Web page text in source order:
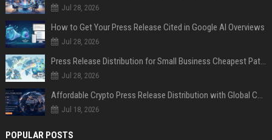
Jul 28, 2026
How to Get Your Press Release Cited in Google AI Overviews
Jul 28, 2026
Press Release Distribution for Small Business Cheapest Path to Real Coverage
Jul 28, 2026
Affordable Crypto Press Release Distribution with Global Coverage
Jul 18, 2026
POPULAR POSTS